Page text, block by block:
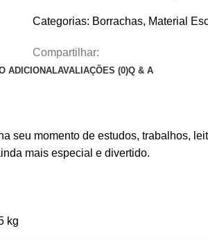
Categorias: Borrachas, Material
Compartilhar:
ADICIONALAVALIAÇÕES (0)Q & A
seu momento de estudos, trabalhos,
mais especial e divertido.
kg